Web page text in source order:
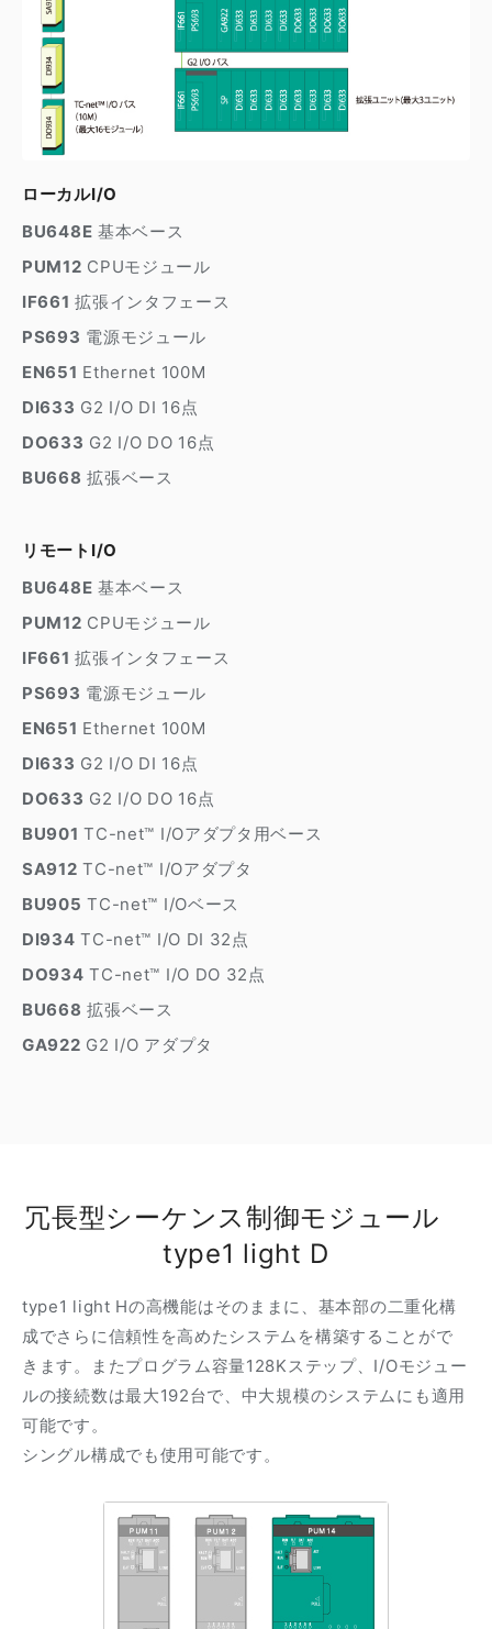
ローカルI/O
BU648E 基本ベース
PUM12 CPUモジュール
IF661 拡張インタフェース
PS693 電源モジュール
EN651 Ethernet 100M
DI633 G2 I/O DI 16点
DO633 G2 I/O DO 16点
BU668 拡張ベース
リモートI/O
BU648E 基本ベース
PUM12 CPUモジュール
IF661 拡張インタフェース
PS693 電源モジュール
EN651 Ethernet 100M
DI633 G2 I/O DI 16点
DO633 G2 I/O DO 16点
BU901 TC-net™ I/Oアダプタ用ベース
SA912 TC-net™ I/Oアダプタ
BU905 TC-net™ I/Oベース
DI934 TC-net™ I/O DI 32点
DO934 TC-net™ I/O DO 32点
BU668 拡張ベース
GA922 G2 I/O アダプタ
冗長型シーケンス制御モジュール
type1 light D
type1 light Hの高機能はそのままに、基本部の二重化構
成でさらに信頼性を高めたシステムを構築することがで
きます。またプログラム容量128Kステップ、I/Oモジュー
ルの接続数は最大192台で、中大規模のシステムにも適用
可能です。
シングル構成でも使用可能です。